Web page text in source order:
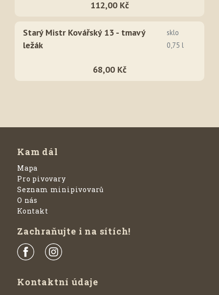
112,00 Kč
Starý Mistr Kovářský 13 - tmavý
ležák
sklo
0,75 l
68,00 Kč
Kam dál
Mapa
Pro pivovary
Seznam minipivovarů
O nás
Kontakt
Zachraňujte i na sítích!
Kontaktní údaje